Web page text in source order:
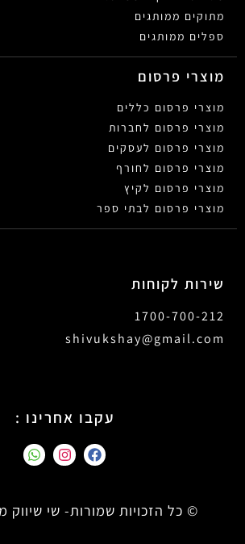
מתוקים ממותגים
ספלים ממותגים
מוצרי פרסום
מוצרי פרסום כללים
מוצרי פרסום לחברות
מוצרי פרסום לעסקים
מוצרי פרסום לחורף
מוצרי פרסום לקיץ
מוצרי פרסום לבתי ספר
שירות לקוחות
1700-700-212
shivukshay@gmail.com
עקבו אחרינו :
© כל הזכויות שמורות- שי שיווק